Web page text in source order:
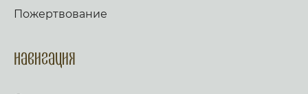
Пожертвование
Навигация